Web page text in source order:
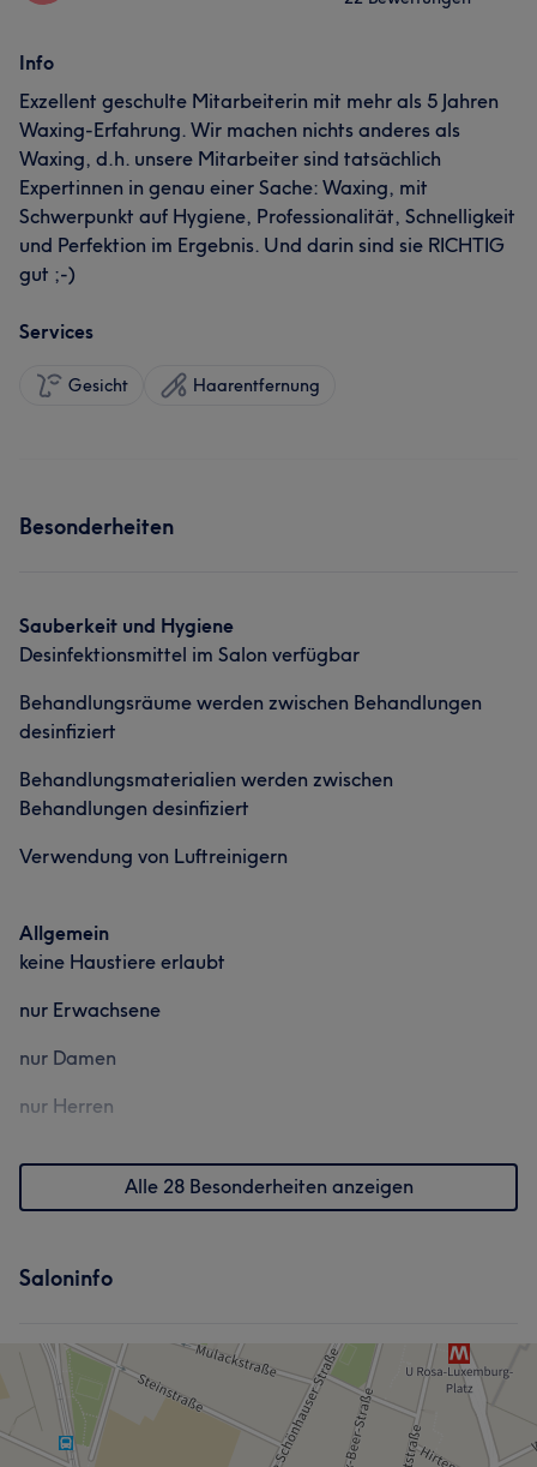
Info
Exzellent geschulte Mitarbeiterin mit mehr als 5 Jahren
Waxing-Erfahrung. Wir machen nichts anderes als
Waxing, d.h. unsere Mitarbeiter sind tatsächlich
Expertinnen in genau einer Sache: Waxing, mit
Schwerpunkt auf Hygiene, Professionalität, Schnelligkeit
und Perfektion im Ergebnis. Und darin sind sie RICHTIG
gut ;-)
Services
Gesicht Haarentfernung
Besonderheiten
Sauberkeit und Hygiene
Desinfektionsmittel im Salon verfügbar
Behandlungsräume werden zwischen Behandlungen
desinfiziert
Behandlungsmaterialien werden zwischen
Behandlungen desinfiziert
Verwendung von Luftreinigern
Allgemein
keine Haustiere erlaubt
nur Erwachsene
nur Damen
nur Herren
Alle 28 Besonderheiten anzeigen
Saloninfo